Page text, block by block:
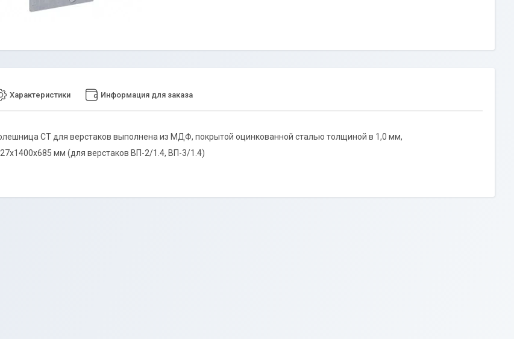
Характеристики Информация для заказа
СТ для верстаков выполнена из МДФ, покрытой оцинкованной сталью толщиной в 1,0 мм,
мм (для верстаков ВП-2/1.4, ВП-3/1.4)